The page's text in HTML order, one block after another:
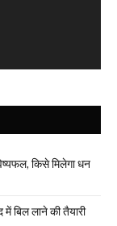
किसे मिलेगा धन
बिल लाने की तैयारी